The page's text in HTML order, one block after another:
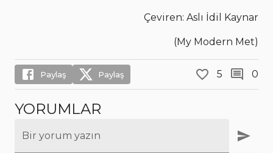
Çeviren: Aslı İdil Kaynar
(My Modern Met)
Paylaş Paylaş 5 0
YORUMLAR
Bir yorum yazın